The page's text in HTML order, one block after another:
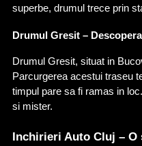
superbe, drumul trece prin
Drumul Gresit –
Drumul Gresit, situat in
Parcurgerea acestui traseu
timpul pare sa fi ramas in
si mister.
Inchirieri Auto Cluj –